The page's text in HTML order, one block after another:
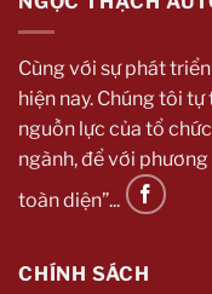
Cùng với sự phát
hiện nay. Chúng tôi
nguồn lực của tổ
ngành, để với
toàn diện”...
CHÍNH SÁCH